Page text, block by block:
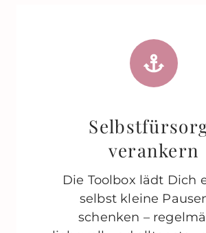
verankern
Die Toolbox lädt Dich
selbst kleine
schenken –